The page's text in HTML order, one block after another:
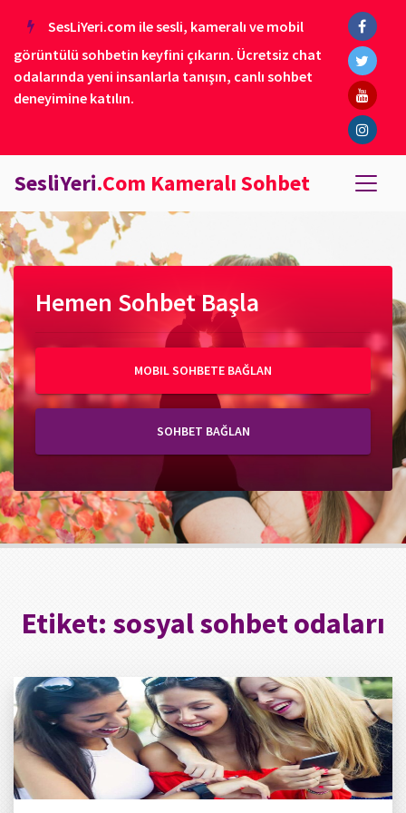
SesLiYeri.com ile sesli, kameralı ve mobil
görüntülü sohbetin keyfini çıkarın. Ücretsiz chat
odalarında yeni insanlarla tanışın, canlı sohbet
deneyimine katılın.
SesliYeri.Com Kameralı Sohbet
Hemen Sohbet Başla
MOBIL SOHBETE BAĞLAN
SOHBET BAĞLAN
Etiket: sosyal sohbet odaları